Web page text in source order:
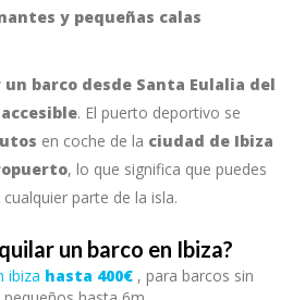
y pequeñas calas
barco desde Santa Eulalia del
accesible. El puerto deportivo se
en coche de la ciudad de Ibiza
, lo que significa que puedes
parte de la isla.
un barco en Ibiza?
ibiza hasta 400€ , para barcos sin